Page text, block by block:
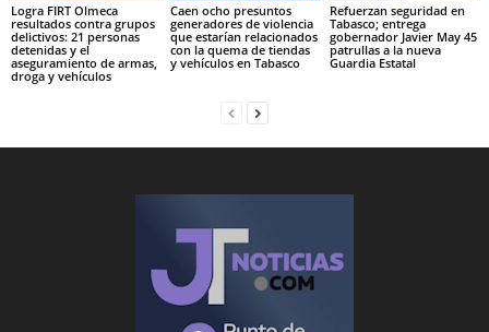
Logra FIRT Olmeca
resultados contra grupos
delictivos: 21 personas
detenidas y el
aseguramiento de armas,
droga y vehículos
Caen ocho presuntos
generadores de violencia
que estarían relacionados
con la quema de tiendas
y vehículos en Tabasco
Refuerzan seguridad en
Tabasco; entrega
gobernador Javier May 45
patrullas a la nueva
Guardia Estatal